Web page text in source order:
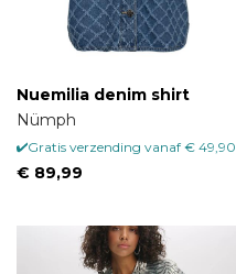
Nuemilia denim shirt
Nümph
Gratis verzending vanaf € 49,90
€ 89,99